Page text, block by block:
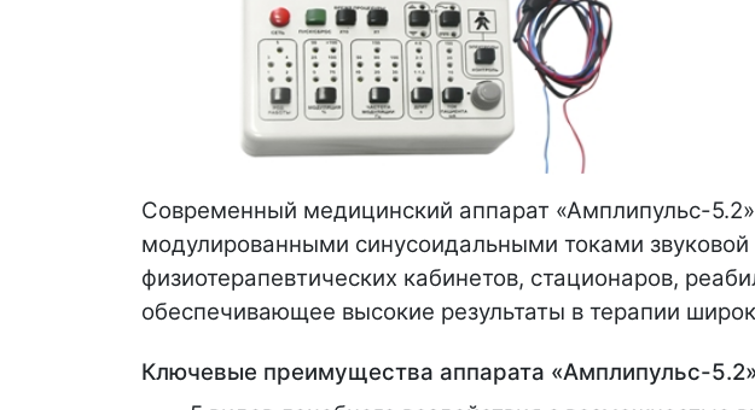
Современный медицинский аппарат «Амплипульс-
модулированными синусоидальными токами
физиотерапевтических кабинетов, стационаров,
обеспечивающее высокие результаты в терапии
Ключевые преимущества аппарата «Амплипульс-